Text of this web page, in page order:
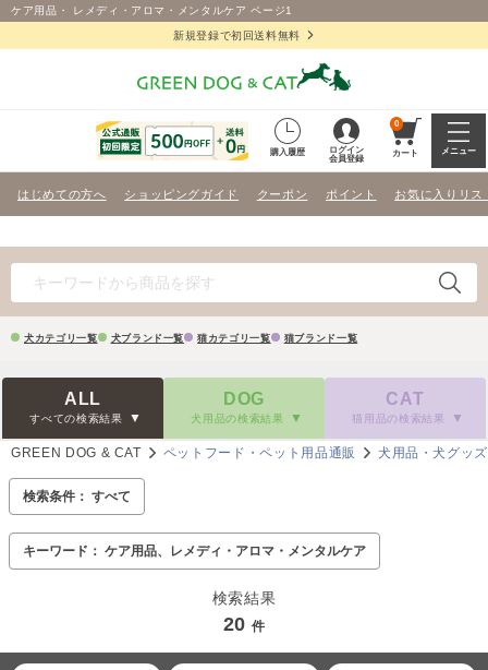
ケア用品・ レメディ・アロマ・メンタルケア ページ1
新規登録で初回送料無料
購入履歴
ログイン
会員登録
0
カート メニュー
はじめての方へ ショッピングガイド クーポン ポイント お気に入りリス
犬カテゴリ一覧 犬ブランド一覧 猫カテゴリ一覧 猫ブランド一覧
ALL
すべての検索結果
DOG
犬用品の検索結果
CAT
猫用品の検索結果
GREEN DOG & CAT ペットフード・ペット用品通販 犬用品・犬グッズ
検索条件： すべて
キーワード： ケア用品、レメディ・アロマ・メンタルケア
検索結果
20 件